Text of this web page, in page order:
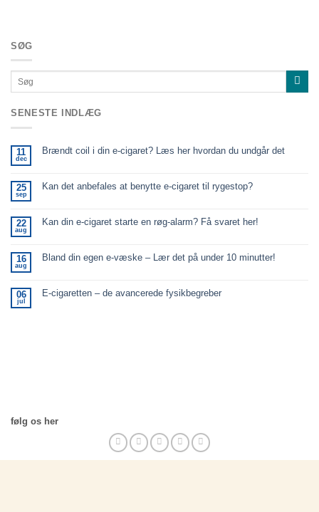
SØG
SENESTE INDLÆG
11
dec
Brændt coil i din e-cigaret? Læs her hvordan du undgår det
25
sep
Kan det anbefales at benytte e-cigaret til rygestop?
22
aug
Kan din e-cigaret starte en røg-alarm? Få svaret her!
16
aug
Bland din egen e-væske – Lær det på under 10 minutter!
06
jul
E-cigaretten – de avancerede fysikbegreber
følg os her